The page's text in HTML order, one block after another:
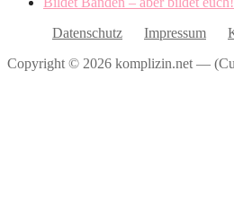
Datenschutz
Impressum
Copyright © 2026 komplizin.net —